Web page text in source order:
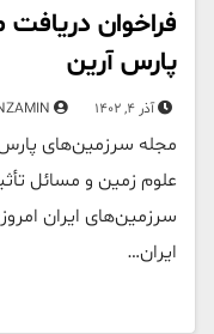
فراخوان
پارس آرین
آذر 4, 1402
مجله سرزمین‌های
علوم زمین و مسائل
سرزمین‌های ایران
ایران…